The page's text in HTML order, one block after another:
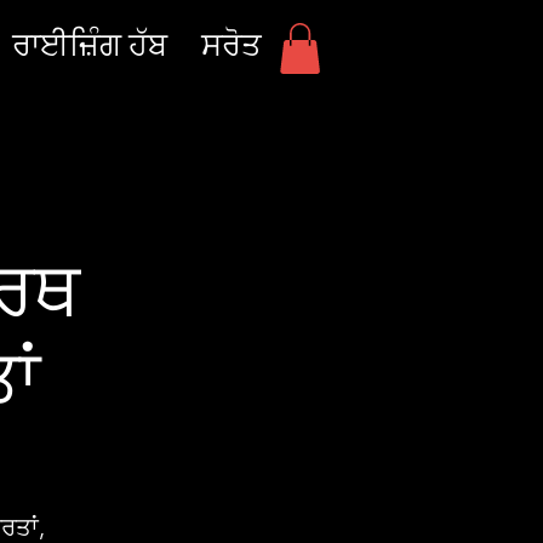
ਰਾਈਜ਼ਿੰਗ ਹੱਬ ਸਰੋਤ